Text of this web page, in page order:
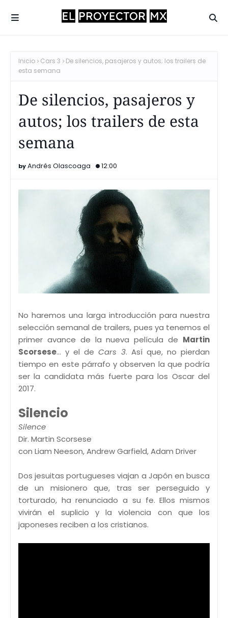
Inicio Cars 3
De silencios, pasajeros y autos; los trailers de
esta semana
De silencios, pasajeros y
autos; los trailers de esta
semana
Andrés Olascoaga 12:00
No haremos una larga introducción para nuestra
selección semanal de trailers, pues ya tenemos el
primer avance de la nueva película de Martin
Scorsese... y el deCars 3. Así que, no pierdan
tiempo en este párrafo y observen la que podría
ser la candidata más fuerte para los Oscar del
2017.
Silencio
Silence
Dir. Martin Scorsese
con Liam Neeson, Andrew Garfield, Adam Driver
Dos jesuitas portugueses viajan a Japón en busca
de un misionero que, tras ser perseguido y
torturado, ha renunciado a su fe. Ellos mismos
vivirán el suplicio y la violencia con que los
japoneses reciben a los cristianos.